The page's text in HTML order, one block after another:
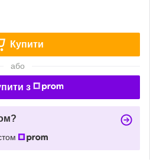
Купити
або
з